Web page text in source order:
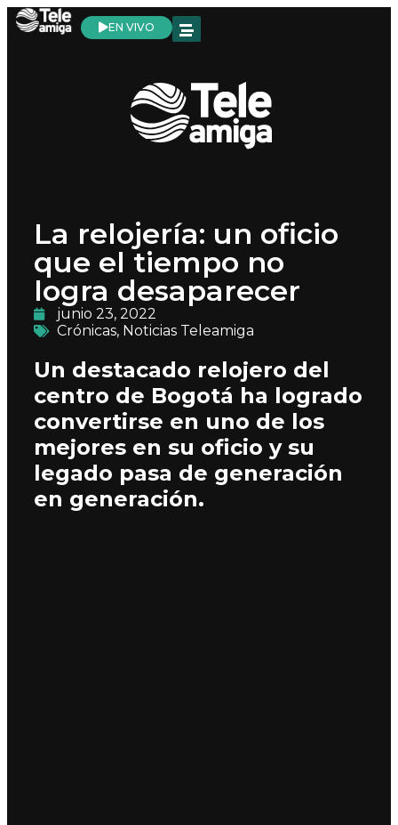
EN VIVO
La relojería: un oficio
que el tiempo no
logra desaparecer
junio 23, 2022
Crónicas, Noticias Teleamiga
Un destacado relojero del
centro de Bogotá ha logrado
convertirse en uno de los
mejores en su oficio y su
legado pasa de generación
en generación.